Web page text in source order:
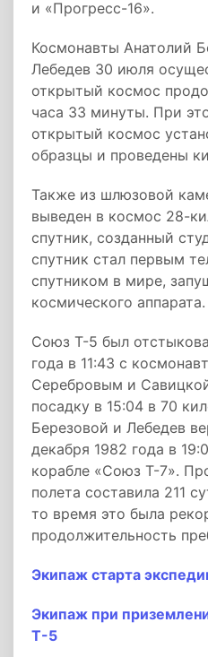
и «Прогресс-16».
Космонавты Анатолий
Лебедев 30 июля
открытый космос
часа 33 минуты. При
открытый космос
образцы и проведены
Также из шлюзовой
выведен в космос 28-
спутник, созданный
спутник стал первым
спутником в мире,
космического аппарата.
Союз Т-5 был
года в 11:43 с
Серебровым и
посадку в 15:04 в 70
Березовой и Лебедев
декабря 1982 года в
корабле «Союз Т-7».
полета составила 211
то время это была
продолжительность
Экипаж старта
Экипаж при
Т-5